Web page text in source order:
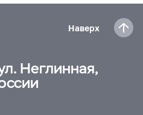
Наверх
Неглинная,